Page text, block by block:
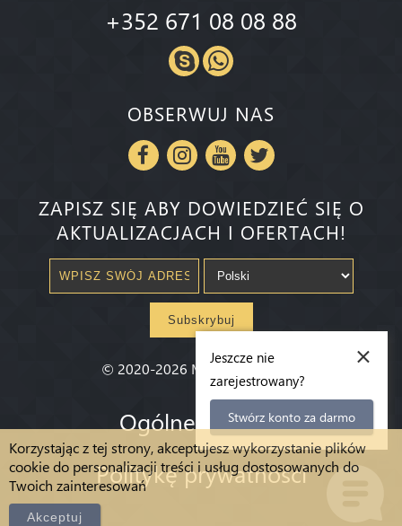
Korzystając z tej strony, akceptujesz wykorzystanie plików
cookie do personalizacji treści i usług dostosowanych do
Twoich zainteresowań
Akceptuj
+352 671 08 08 88
OBSERWUJ NAS
ZAPISZ SIĘ ABY DOWIEDZIEĆ SIĘ O
AKTUALIZACJACH I OFERTACH!
Subskrybuj
© 2020-2026 Millenium State
Ogólne warunki
Politykę prywatności
×
Jeszcze nie
zarejestrowany?
Stwórz konto za darmo